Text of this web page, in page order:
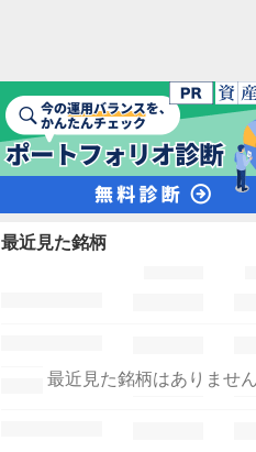
最近見た銘柄
最近見た銘柄はありません